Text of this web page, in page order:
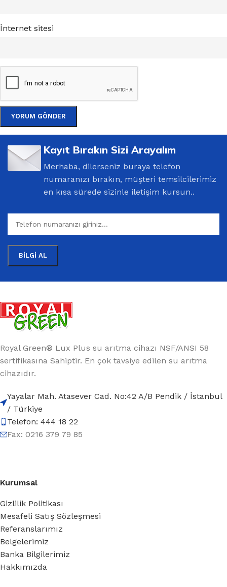
İnternet sitesi
Kayıt Bırakın Sizi Arayalım
Merhaba, dilerseniz buraya telefon
numaranızı bırakın, müşteri temsilcilerimiz
en kısa sürede sizinle iletişim kursun..
Royal Green® Lux Plus su arıtma cihazı NSF/ANSI 58
sertifikasına Sahiptir. En çok tavsiye edilen su arıtma
cihazıdır.
Yayalar Mah. Atasever Cad. No:42 A/B Pendik / İstanbul
/ Türkiye
Telefon: 444 18 22
Fax: 0216 379 79 85
Kurumsal
Gizlilik Politikası
Mesafeli Satış Sözleşmesi
Referanslarımız
Belgelerimiz
Banka Bilgilerimiz
Hakkımızda